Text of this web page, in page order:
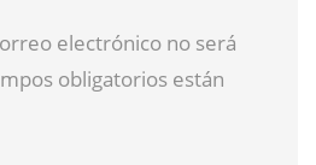
electrónico no será
obligatorios están